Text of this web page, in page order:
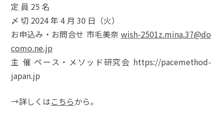
定 員 25 名
〆 切 2024 年 4 月 30 日（火）
お申込み・お問合せ 市毛美奈 wish-2501z.mina.37@do
como.ne.jp
主 催 ペース・メソッド研究会 https://pacemethod-
japan.jp
→詳しくはこちらから。